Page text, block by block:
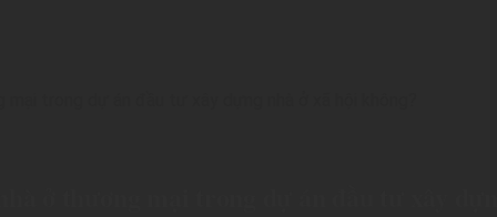
trong dự án đầu tư xây dựng nhà ở xã hội không?
ở thương mại trong dự án đầu tư xây